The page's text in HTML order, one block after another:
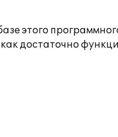
этого
достаточно